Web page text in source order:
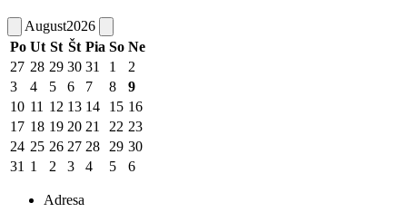
August2026
Po Ut St Št Pia So Ne
27 28 29 30 31 1
2
3
4 5 6 7 8
9
10 11 12 13 14 15 16
17 18 19 20 21 22 23
24 25 26 27 28 29 30
31 1 2 3 4 5 6
Adresa